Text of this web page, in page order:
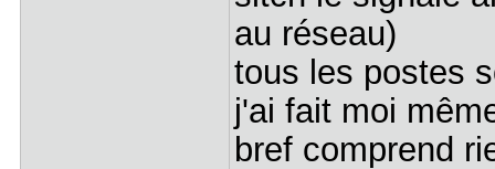
au réseau)
tous les postes
j'ai fait moi
bref comprend